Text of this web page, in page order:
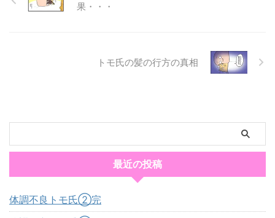
果・・・
トモ氏の髪の行方の真相
最近の投稿
体調不良トモ氏②完